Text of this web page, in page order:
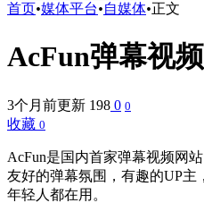
首页•媒体平台•自媒体•正文
AcFun弹幕视
3个月前更新 198 0 0
收藏 0
AcFun是国内首家弹幕视频网
友好的弹幕氛围，有趣的UP主
年轻人都在用。